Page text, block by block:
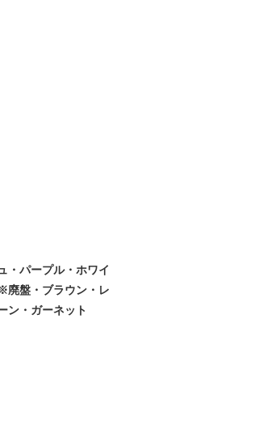
・パープル・ホワイ
廃盤・ブラウン・レ
ン・ガーネット